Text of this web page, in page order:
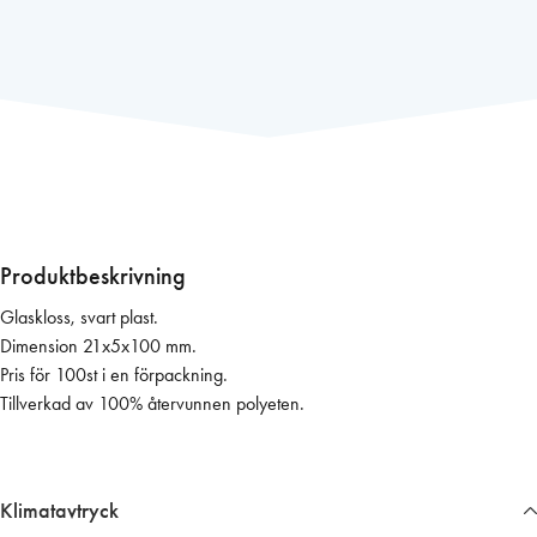
5
x
1
0
0
r
Klimatavtryck
Produktbeskrivning
Glaskloss, svart plast.
Dimension 21x5x100 mm.
Pris för 100st i en förpackning.
Tillverkad av 100% återvunnen polyeten.